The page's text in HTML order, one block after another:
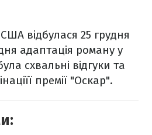
відбулася 25 грудня
адаптація роману у
схвальні відгуки та
премії "Оскар".